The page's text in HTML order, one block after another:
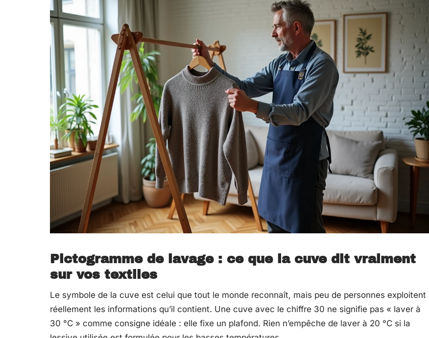
Pictogramme de lavage : ce que la cuve dit vraiment
sur vos textiles
Le symbole de la cuve est celui que tout le monde reconnaît, mais peu de personnes exploitent
réellement les informations qu’il contient. Une cuve avec le chiffre 30 ne signifie pas « laver à
30 °C » comme consigne idéale : elle fixe un plafond. Rien n’empêche de laver à 20 °C si la